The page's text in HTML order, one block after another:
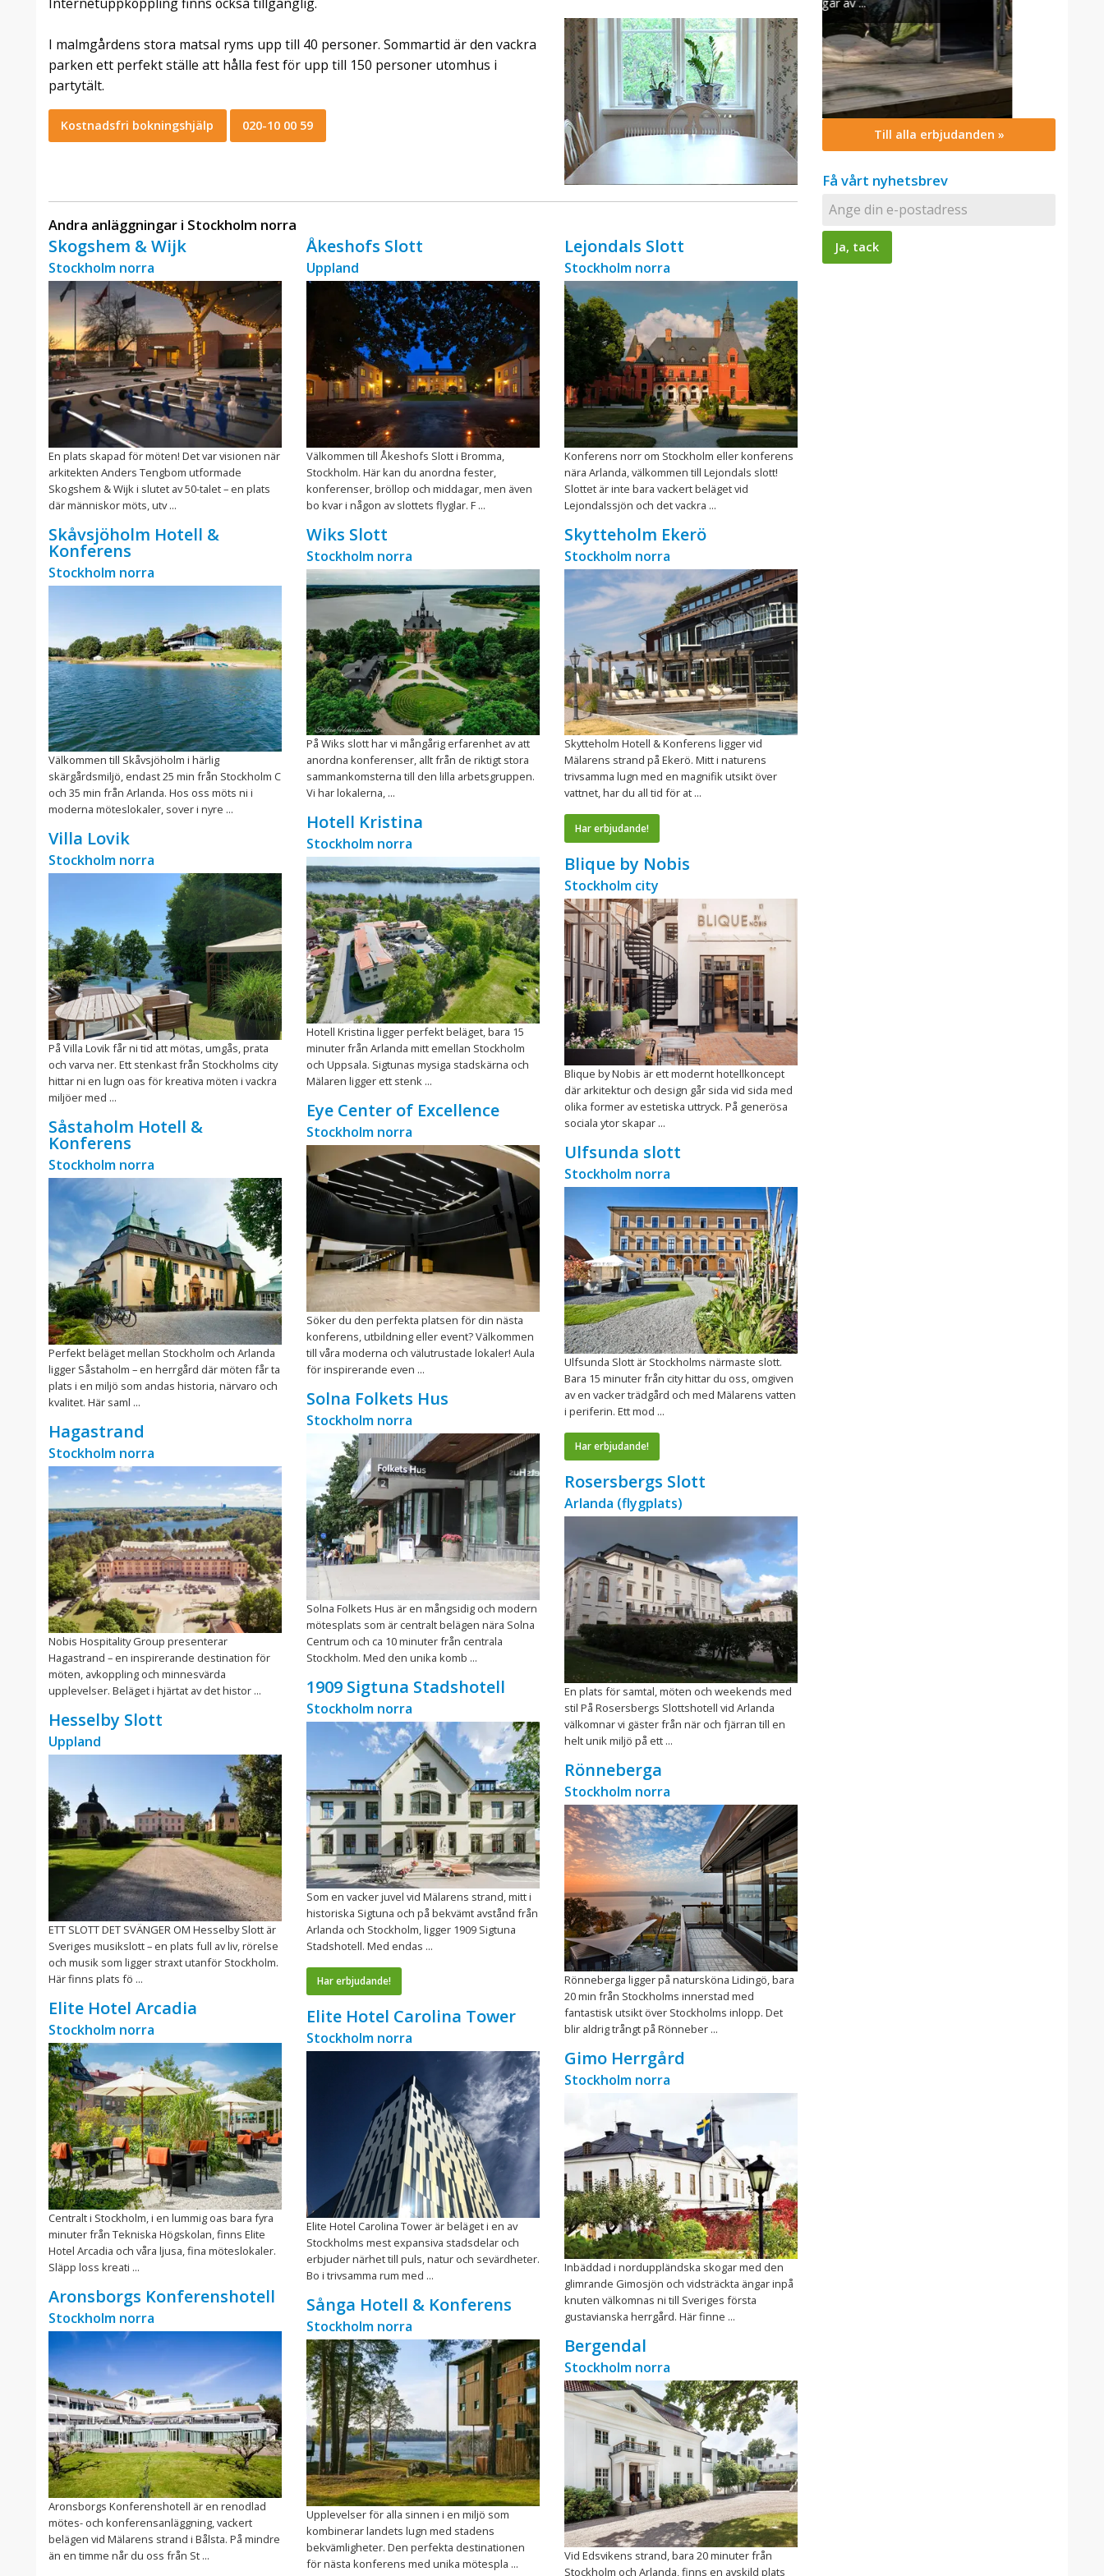
I malmgårdens stora matsal ryms upp till 40 personer. Sommartid är den vackra
parken ett perfekt ställe att hålla fest för upp till 150 personer utomhus i
partytält.
Kostnadsfri bokningshjälp 020-10 00 59
Andra anläggningar i Stockholm norra
Skogshem & Wijk
Stockholm norra
En plats skapad för möten! Det var visionen när
arkitekten Anders Tengbom utformade
Skogshem & Wijk i slutet av 50-talet – en plats
där människor möts, utv ...
Skåvsjöholm Hotell &
Konferens
Stockholm norra
Välkommen till Skåvsjöholm i härlig
skärgårdsmiljö, endast 25 min från Stockholm C
och 35 min från Arlanda. Hos oss möts ni i
moderna möteslokaler, sover i nyre ...
Villa Lovik
Stockholm norra
På Villa Lovik får ni tid att mötas, umgås, prata
och varva ner. Ett stenkast från Stockholms city
hittar ni en lugn oas för kreativa möten i vackra
miljöer med ...
Såstaholm Hotell &
Konferens
Stockholm norra
Perfekt beläget mellan Stockholm och Arlanda
ligger Såstaholm – en herrgård där möten får ta
plats i en miljö som andas historia, närvaro och
kvalitet. Här saml ...
Hagastrand
Stockholm norra
Nobis Hospitality Group presenterar
Hagastrand – en inspirerande destination för
möten, avkoppling och minnesvärda
upplevelser. Beläget i hjärtat av det histor ...
Hesselby Slott
Uppland
ETT SLOTT DET SVÄNGER OM Hesselby Slott är
Sveriges musikslott – en plats full av liv, rörelse
och musik som ligger straxt utanför Stockholm.
Här finns plats fö ...
Elite Hotel Arcadia
Stockholm norra
Centralt i Stockholm, i en lummig oas bara fyra
minuter från Tekniska Högskolan, finns Elite
Hotel Arcadia och våra ljusa, fina möteslokaler.
Släpp loss kreati ...
Aronsborgs Konferenshotell
Stockholm norra
Aronsborgs Konferenshotell är en renodlad
mötes- och konferensanläggning, vackert
belägen vid Mälarens strand i Bålsta. På mindre
än en timme når du oss från St ...
Åkeshofs Slott
Uppland
Välkommen till Åkeshofs Slott i Bromma,
Stockholm. Här kan du anordna fester,
konferenser, bröllop och middagar, men även
bo kvar i någon av slottets flyglar. F ...
Wiks Slott
Stockholm norra
På Wiks slott har vi mångårig erfarenhet av att
anordna konferenser, allt från de riktigt stora
sammankomsterna till den lilla arbetsgruppen.
Vi har lokalerna, ...
Hotell Kristina
Stockholm norra
Hotell Kristina ligger perfekt beläget, bara 15
minuter från Arlanda mitt emellan Stockholm
och Uppsala. Sigtunas mysiga stadskärna och
Mälaren ligger ett stenk ...
Eye Center of Excellence
Stockholm norra
Söker du den perfekta platsen för din nästa
konferens, utbildning eller event? Välkommen
till våra moderna och välutrustade lokaler! Aula
för inspirerande even ...
Solna Folkets Hus
Stockholm norra
Solna Folkets Hus är en mångsidig och modern
mötesplats som är centralt belägen nära Solna
Centrum och ca 10 minuter från centrala
Stockholm. Med den unika komb ...
1909 Sigtuna Stadshotell
Stockholm norra
Som en vacker juvel vid Mälarens strand, mitt i
historiska Sigtuna och på bekvämt avstånd från
Arlanda och Stockholm, ligger 1909 Sigtuna
Stadshotell. Med endas ...
Har erbjudande!
Elite Hotel Carolina Tower
Stockholm norra
Elite Hotel Carolina Tower är beläget i en av
Stockholms mest expansiva stadsdelar och
erbjuder närhet till puls, natur och sevärdheter.
Bo i trivsamma rum med ...
Sånga Hotell & Konferens
Stockholm norra
Upplevelser för alla sinnen i en miljö som
kombinerar landets lugn med stadens
bekvämligheter. Den perfekta destinationen
för nästa konferens med unika mötespla ...
Lejondals Slott
Stockholm norra
Konferens norr om Stockholm eller konferens
nära Arlanda, välkommen till Lejondals slott!
Slottet är inte bara vackert beläget vid
Lejondalssjön och det vackra ...
Skytteholm Ekerö
Stockholm norra
Skytteholm Hotell & Konferens ligger vid
Mälarens strand på Ekerö. Mitt i naturens
trivsamma lugn med en magnifik utsikt över
vattnet, har du all tid för at ...
Har erbjudande!
Blique by Nobis
Stockholm city
Blique by Nobis är ett modernt hotellkoncept
där arkitektur och design går sida vid sida med
olika former av estetiska uttryck. På generösa
sociala ytor skapar ...
Ulfsunda slott
Stockholm norra
Ulfsunda Slott är Stockholms närmaste slott.
Bara 15 minuter från city hittar du oss, omgiven
av en vacker trädgård och med Mälarens vatten
i periferin. Ett mod ...
Har erbjudande!
Rosersbergs Slott
Arlanda (flygplats)
En plats för samtal, möten och weekends med
stil På Rosersbergs Slottshotell vid Arlanda
välkomnar vi gäster från när och fjärran till en
helt unik miljö på ett ...
Rönneberga
Stockholm norra
Rönneberga ligger på natursköna Lidingö, bara
20 min från Stockholms innerstad med
fantastisk utsikt över Stockholms inlopp. Det
blir aldrig trångt på Rönneber ...
Gimo Herrgård
Stockholm norra
Inbäddad i norduppländska skogar med den
glimrande Gimosjön och vidsträckta ängar inpå
knuten välkomnas ni till Sveriges första
gustavianska herrgård. Här finne ...
Bergendal
Stockholm norra
Vid Edsvikens strand, bara 20 minuter från
Stockholm och Arlanda, finns en avskild plats
Till alla erbjudanden »
Få vårt nyhetsbrev